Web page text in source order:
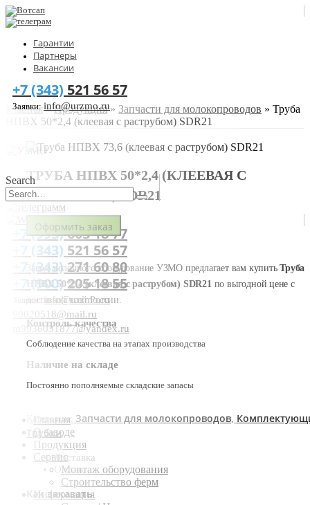
Гарантии
Партнеры
Вакансии
+7 (343) 521 56 57
Заявки:info@urzmo.ru
Search
+7 (993)603 18 77
+7 (343) 521 56 57
+7 (343)271 60 80
+7 (900)205 18 55
Заявки:info@urzmo.ru
90020518@mail.ru
m9936031877@yandex.ru
Главная
О заводе
Продукция
Сервис
Монтаж оборудования
Строительство ферм
Информация
Главная»Продукция» Запчасти для молокопроводов » Труба
НПВХ 50*2,4 (клеевая с раструбом) SDR21
ТРУБА НПВХ 50*2,4 (КЛЕЕВАЯ С
РАСТРУБОМ) SDR21
Оформить заказ
Завод молочного оборудование УЗМО предлагает вам купитьТруба
НПВХ 50*2,4 (клеевая с раструбом) SDR21 по выгодной цене с
доставкой всей России.
Контроль качества
Соблюдение качества на этапах производства
Наличие на складе
Постоянно пополняемые складские запасы
Категории: Запчасти для молокопроводов
Трубки
Доставка
Оплата
Как заказать